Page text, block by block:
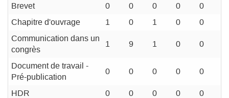
Brevet
0 0 0 0
0
Chapitre d'ouvrage
1 0 1 0
0
Communication dans un
congrès
1 9 1 0 0
Document de travail -
Pré-publication
0 0 0 0 0
HDR 0 0 0 0
0